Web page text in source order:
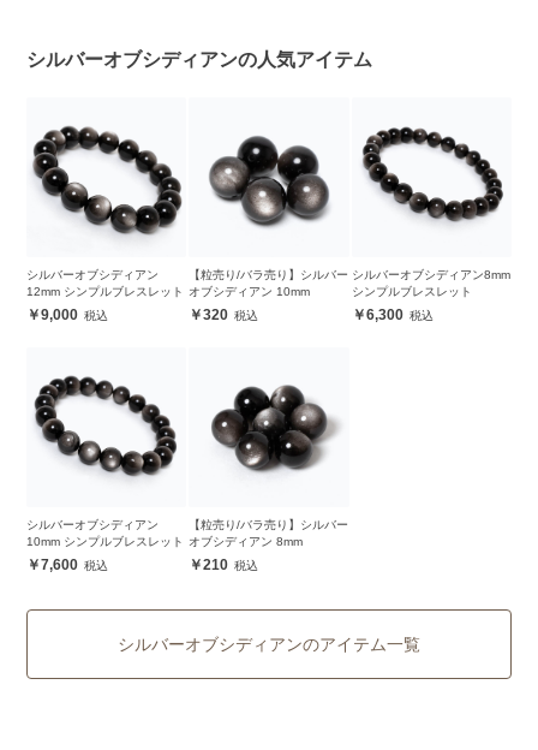
シルバーオブシディアンの人気アイテム
シルバーオブシディアン
12mm シンプルブレスレット
9,000
【粒売り/バラ売り】シルバー
オブシディアン 10mm
320
シルバーオブシディアン8mm
シンプルブレスレット
6,300
シルバーオブシディアン
10mm シンプルブレスレット
7,600
【粒売り/バラ売り】シルバー
オブシディアン 8mm
210
シルバーオブシディアンのアイテム一覧